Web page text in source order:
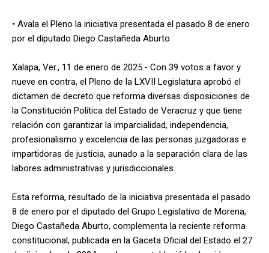
• Avala el Pleno la iniciativa presentada el pasado 8 de enero
por el diputado Diego Castañeda Aburto
Xalapa, Ver., 11 de enero de 2025.- Con 39 votos a favor y
nueve en contra, el Pleno de la LXVII Legislatura aprobó el
dictamen de decreto que reforma diversas disposiciones de
la Constitución Política del Estado de Veracruz y que tiene
relación con garantizar la imparcialidad, independencia,
profesionalismo y excelencia de las personas juzgadoras e
impartidoras de justicia, aunado a la separación clara de las
labores administrativas y jurisdiccionales.
Esta reforma, resultado de la iniciativa presentada el pasado
8 de enero por el diputado del Grupo Legislativo de Morena,
Diego Castañeda Aburto, complementa la reciente reforma
constitucional, publicada en la Gaceta Oficial del Estado el 27